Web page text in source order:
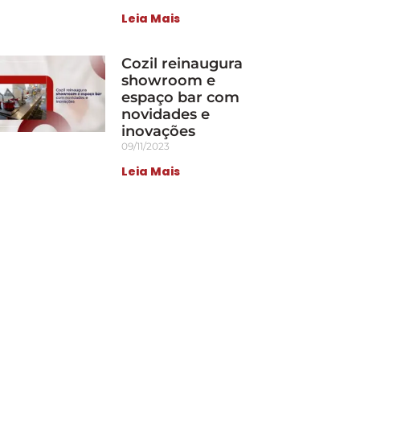
Leia Mais
Cozil reinaugura
showroom e
espaço bar com
novidades e
inovações
09/11/2023
Leia Mais